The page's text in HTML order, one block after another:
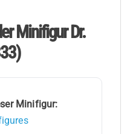
Minifigur Dr.
Minifigur: